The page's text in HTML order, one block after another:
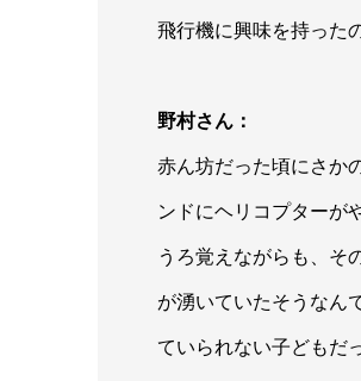
飛行機に興味を持った
野村さん：
赤ん坊だった頃にさか
ンドにヘリコプターが
うろ覚えながらも、そ
が湧いていたそうなん
ていられない子どもだ